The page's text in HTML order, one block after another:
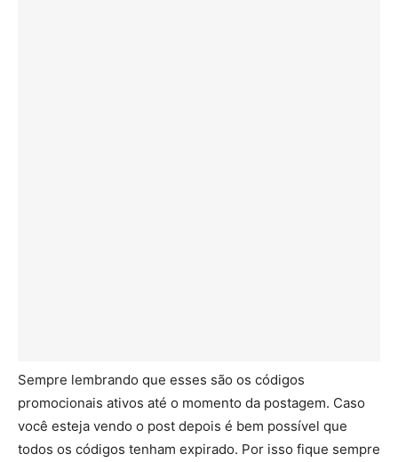
Sempre lembrando que esses são os códigos
promocionais ativos até o momento da postagem. Caso
você esteja vendo o post depois é bem possível que
todos os códigos tenham expirado. Por isso fique sempre